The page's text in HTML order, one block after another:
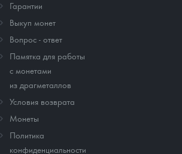
Гарантии
Выкуп монет
Вопрос - ответ
Памятка для работы
с монетами
из драгметаллов
Условия возврата
Монеты
Политика
конфиденциальности